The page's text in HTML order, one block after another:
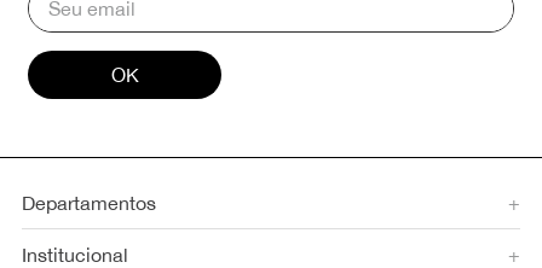
OK
Departamentos +
Institucional +